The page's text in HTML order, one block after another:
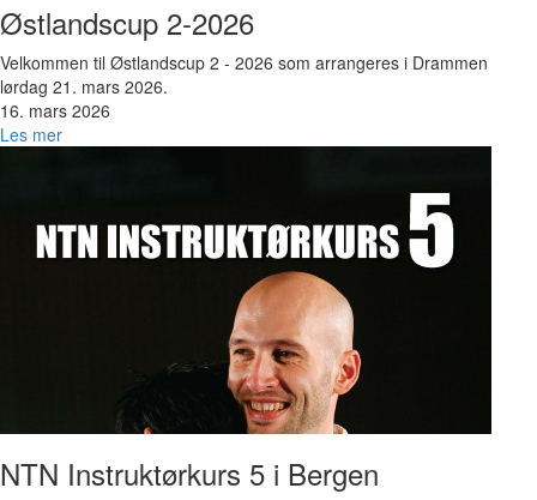
Østlandscup 2-2026
Velkommen til Østlandscup 2 - 2026 som arrangeres i Drammen
lørdag 21. mars 2026.
16. mars 2026
Les mer
NTN Instruktørkurs 5 i Bergen